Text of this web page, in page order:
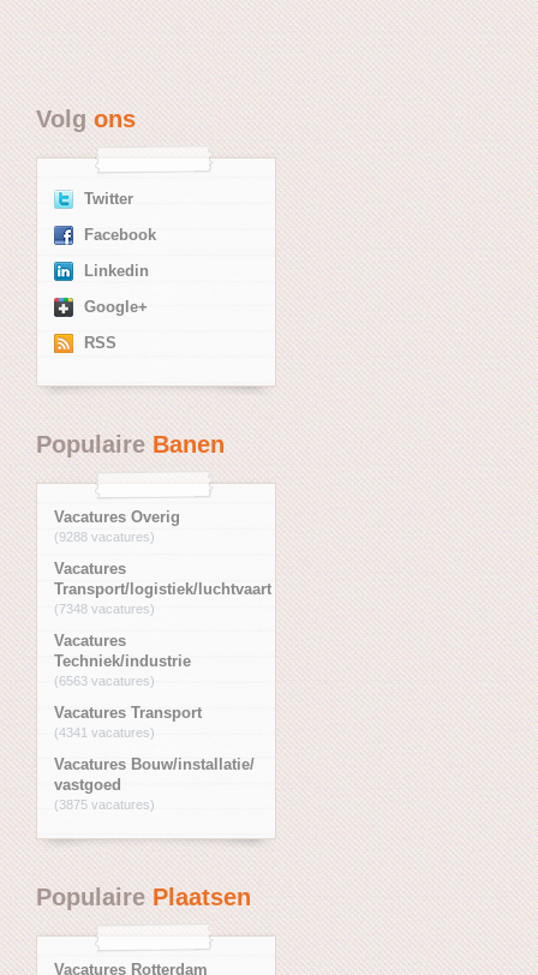
Volgons
Twitter
Facebook
Linkedin
Google+
RSS
PopulaireBanen
Vacatures Overig
(9288 vacatures)
Vacatures
Transport/logistiek/luchtvaart
(7348 vacatures)
Vacatures
Techniek/industrie
(6563 vacatures)
Vacatures Transport
(4341 vacatures)
Vacatures Bouw/installatie/
vastgoed
(3875 vacatures)
PopulairePlaatsen
Vacatures Rotterdam